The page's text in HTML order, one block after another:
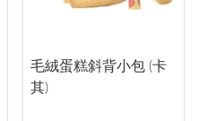
毛絨蛋糕斜背小包 (卡
其)